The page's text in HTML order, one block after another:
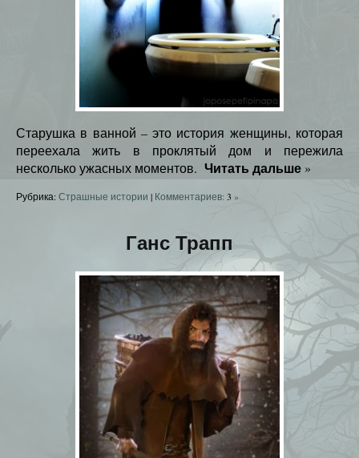
Старушка в ванной – это история женщины, которая
переехала жить в проклятый дом и пережила
несколько ужасных моментов. Читать дальше »
Рубрика:Страшные истории | Комментариев: 3 »
Ганс Трапп